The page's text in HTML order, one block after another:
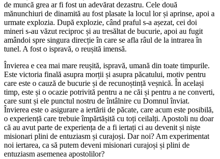
de muncă grea ar fi fost un adevărat dezastru. Cele două
mănunchiuri de dinamită au fost plasate la locul lor și aprinse, apoi a
urmate explozia. După explozie, când praful s-a așezat, cei doi
mineri s-au văzut reciproc și au tresăltat de bucurie, apoi au fugit
amândoi spre singura direcție în care se afla râul de la intrarea în
tunel. A fost o ispravă, o reușită imensă.
Învierea e cea mai mare reușită, ispravă, umană din toate timpurile.
Este victoria finală asupra morții și asupra păcatului, motiv pentru
care este o cauză de bucurie și de recunoștință veșnică. În același
timp, este și o ocazie potrivită pentru a ne căi și pentru a ne converti,
care sunt și ele punctul nostru de întâlnire cu Domnul înviat.
Învierea este o asigurare a iertării de păcate, care acum este posibilă,
o experiență care trebuie împărtășită cu toți ceilalți. Apostoli nu doar
că au avut parte de experiența de a fi iertați ci au devenit și niște
misionari plini de entuziasm și curajoși. Dar noi? Am experimentat
noi iertarea, ca să putem deveni misionari curajoși și plini de
entuziasm asemenea apostolilor?